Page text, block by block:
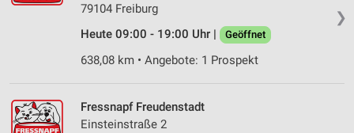
❯
79104 Freiburg
Heute 09:00 - 19:00 Uhr |
Geöffnet
638,08 km • Angebote: 1 Prospekt
Fressnapf Freudenstadt
Einsteinstraße 2
Wir nutzen Ihre Daten für folgende Zwecke:
auf einem Endgerät
Verwendung reduzierter Daten zur Auswahl von
Werbeanzeigen